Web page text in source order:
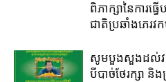
ពិភាក្សានៃការធ្វ
ជាតិប្រឆាំងភេរវ
សូមបួងសួងដល់វត្
បីបាច់ថែរក្សា និ